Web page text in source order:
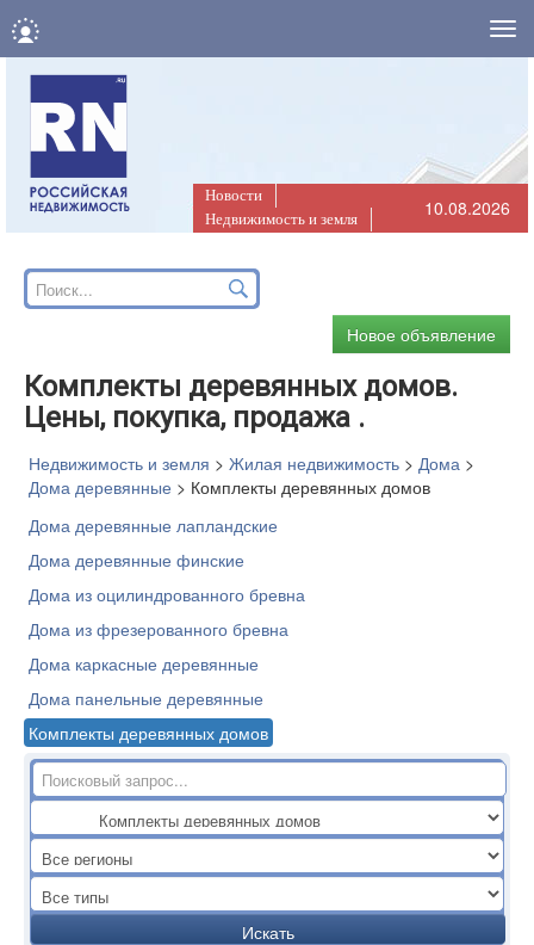
Новости
Недвижимость и земля
10.08.2026
Новое объявление
Комплекты деревянных домов.
Цены, покупка, продажа .
Недвижимость и земля > Жилая недвижимость > Дома >
Дома деревянные > Комплекты деревянных домов
Дома деревянные лапландские
Дома деревянные финские
Дома из оцилиндрованного бревна
Дома из фрезерованного бревна
Дома каркасные деревянные
Дома панельные деревянные
Комплекты деревянных домов
Искать